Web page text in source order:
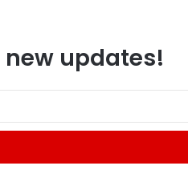
updates!